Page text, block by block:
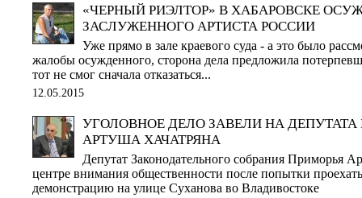
«ЧЕРНЫЙ РИЭЛТОР» В ХАБАРОВСКЕ
ЗАСЛУЖЕННОГО АРТИСТА РОССИИ
Уже прямо в зале краевого суда - а это было
жалобы осужденного, сторона дела предложила
тот не смог сначала отказаться...
12.05.2015
УГОЛОВНОЕ ДЕЛО ЗАВЕЛИ НА
АРТУША ХАЧАТРЯНА
Депутат Законодательного собрания Приморья
центре внимания общественности после попытки
демонстрацию на улице Суханова во Владивостоке